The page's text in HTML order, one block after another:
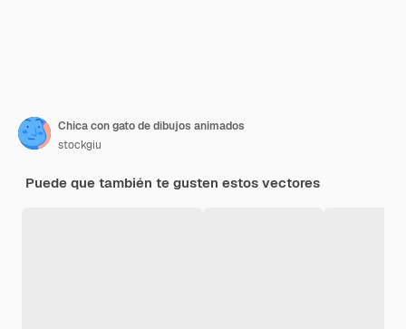
Chica con gato de dibujos animados
stockgiu
Puede que también te gusten estos vectores